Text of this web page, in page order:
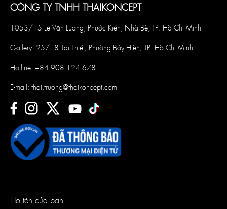
CÔNG TY TNHH THAIKONCEPT
1053/15 Lê Văn Lương, Phước Kiển, Nhà Bè, TP. Hồ Chí Minh
Gallery: 25/18 Tái Thiết, Phường Bảy Hiền, TP. Hồ Chí Minh
Hotline: +84 908 124 678
E-mail: thai.truong@thaikoncept.com